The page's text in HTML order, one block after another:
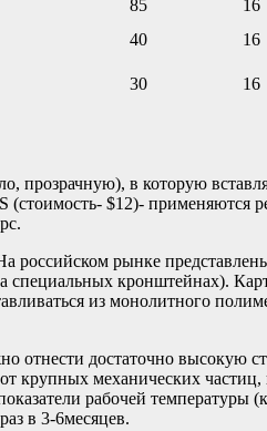
85 16
40 16
30 16
прозрачную), в которую
$12)- применяются
рынке
специальных кронштейнах).
из монолитного
отнести достаточно
крупных механических
рабочей
в 3-6месяцев.